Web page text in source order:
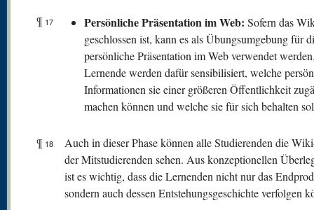
¶ 17 Persönliche Präsentation im Web: Sofern das
geschlossen ist, kann es als Übungsumgebung für
persönliche Präsentation im Web verwendet
Lernende werden dafür sensibilisiert, welche
Informationen sie einer größeren Öffentlichkeit
machen können und welche sie für sich behalten
¶ 18
Auch in dieser Phase können alle Studierenden die
der Mitstudierenden sehen. Aus konzeptionellen
ist es wichtig, dass die Lernenden nicht nur das
sondern auch dessen Entstehungsgeschichte verfolgen